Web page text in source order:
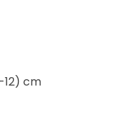
12) cm